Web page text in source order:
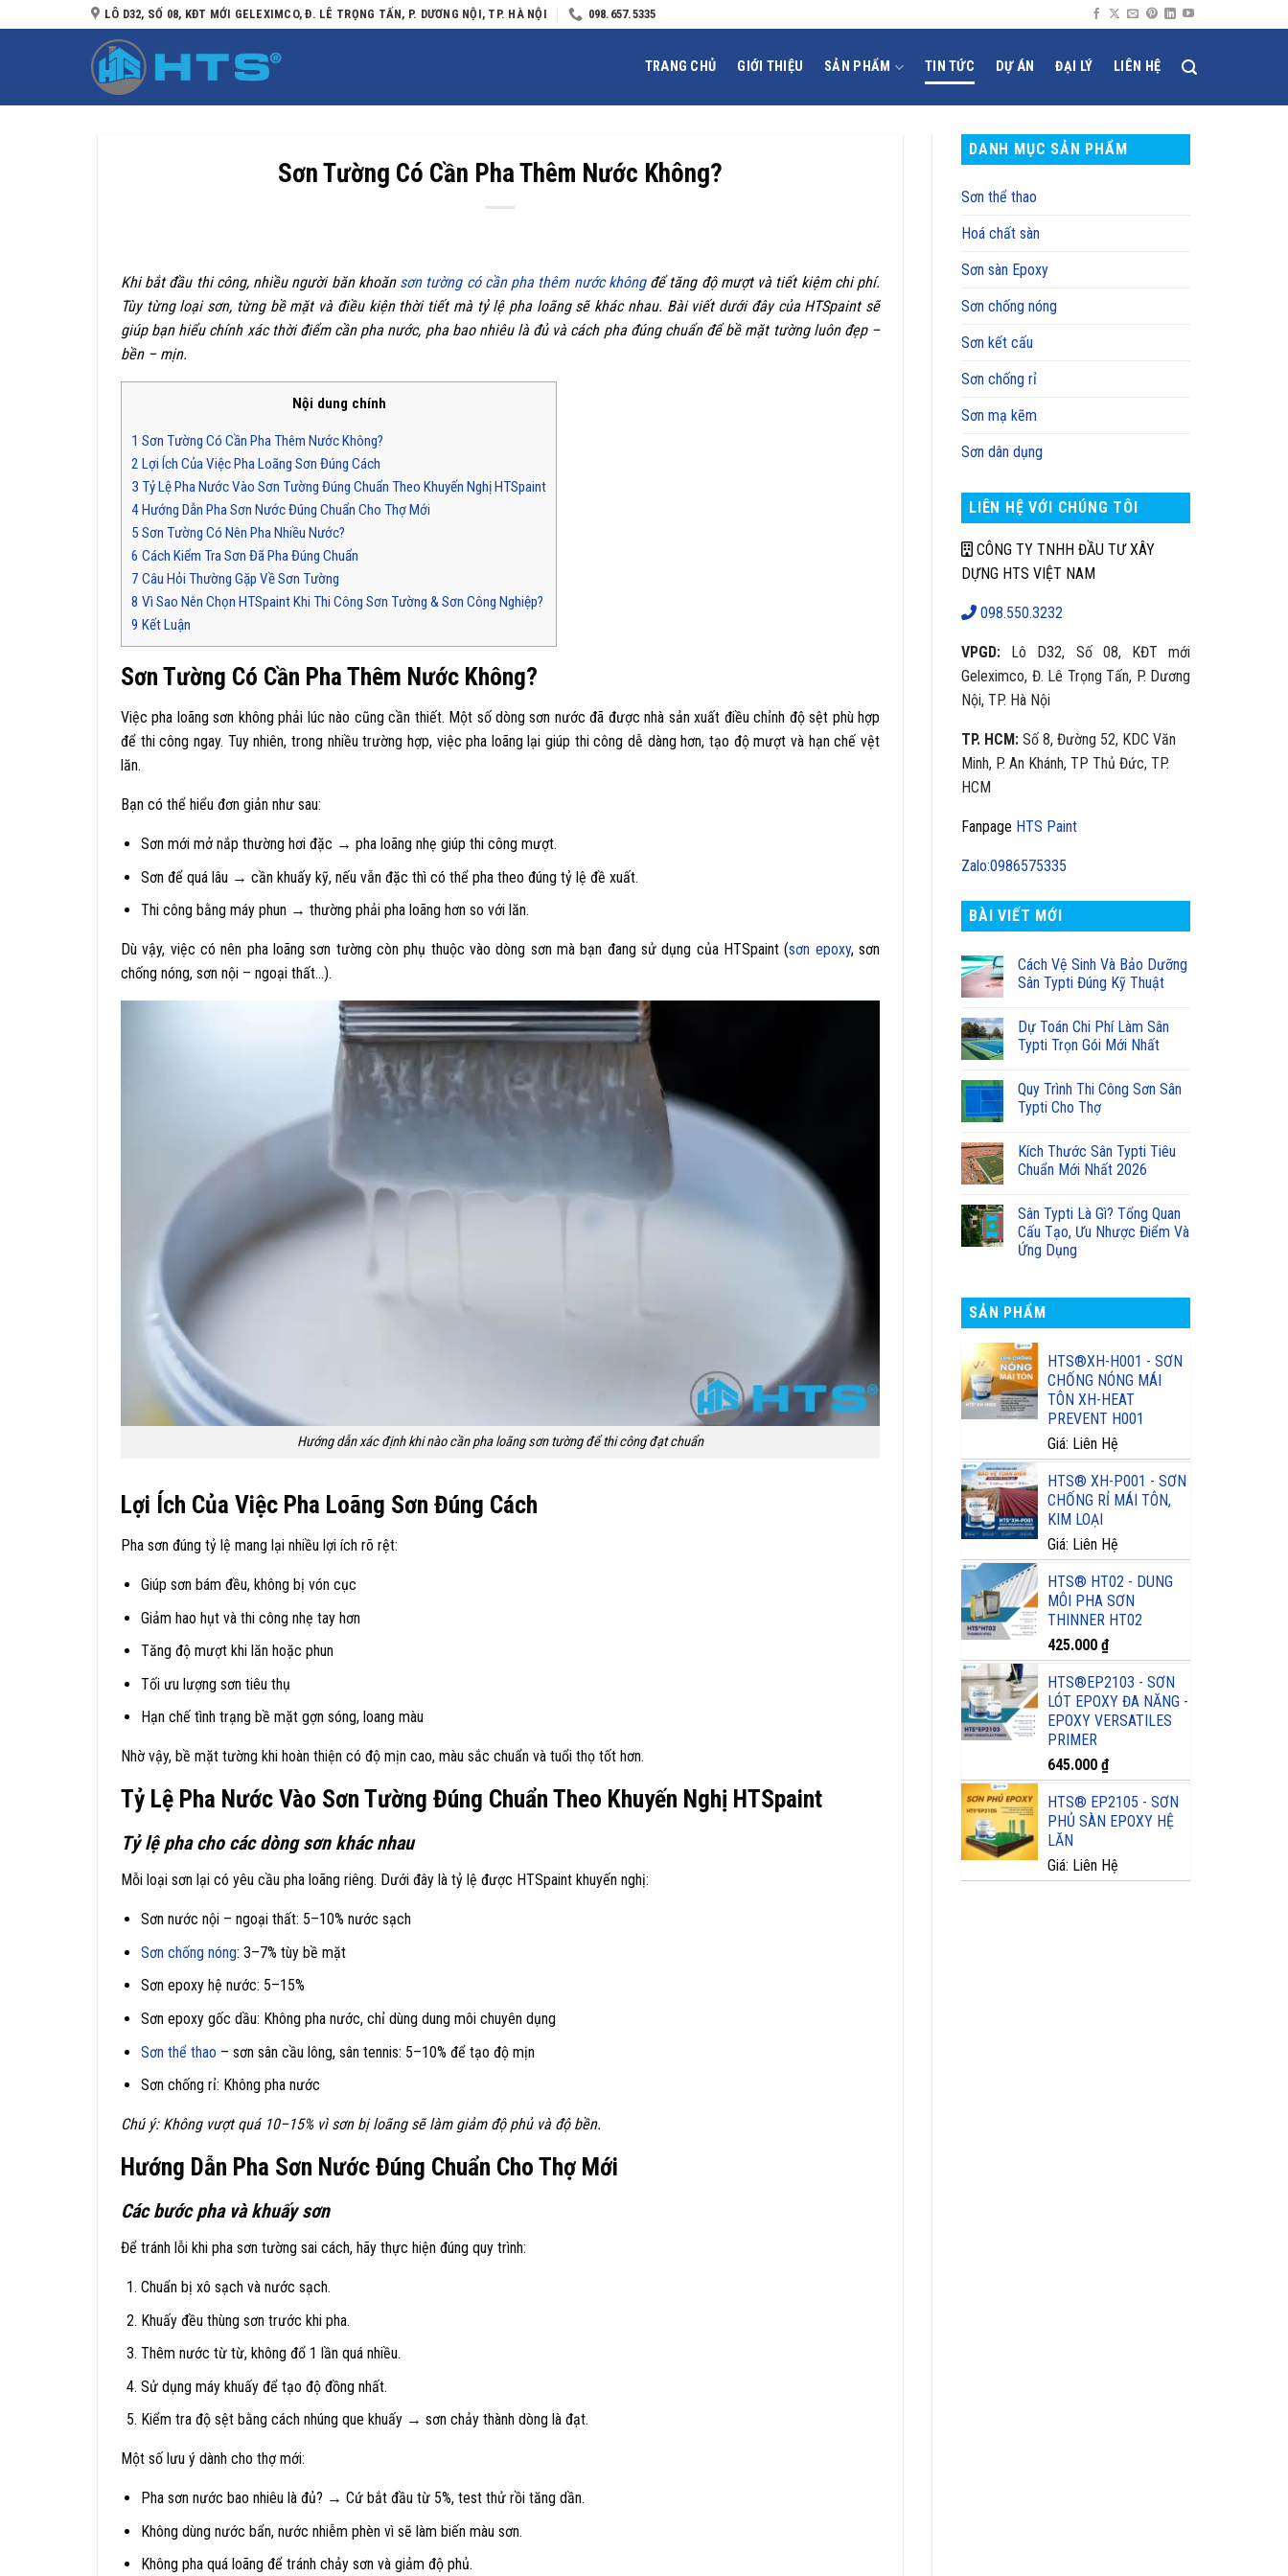
qua
LÔ D32, SỐ 08, KĐT MỚI GELEXIMCO, Đ. LÊ TRỌNG TẤN, P. DƯƠNG NỘI, TP. HÀ NỘI 098.657.5335
TRANG CHỦ GIỚI THIỆU SẢN PHẨM TIN TỨC DỰ ÁN ĐẠI LÝ LIÊN HỆ
Sơn Tường Có Cần Pha Thêm Nước Không?
Khi bắt đầu thi công, nhiều người băn khoăn sơn tường có cần pha thêm nước khôngđể tăng độ mượt và tiết kiệm chi phí.
Tùy từng loại sơn, từng bề mặt và điều kiện thời tiết mà tỷ lệ pha loãng sẽ khác nhau. Bài viết dưới đây của HTSpaint sẽ
giúp bạn hiểu chính xác thời điểm cần pha nước, pha bao nhiêu là đủ và cách pha đúng chuẩn để bề mặt tường luôn đẹp –
bền – mịn.
Nội dung chính
1 Sơn Tường Có Cần Pha Thêm Nước Không?
2 Lợi Ích Của Việc Pha Loãng Sơn Đúng Cách
3 Tỷ Lệ Pha Nước Vào Sơn Tường Đúng Chuẩn Theo Khuyến Nghị HTSpaint
4Hướng Dẫn Pha Sơn Nước Đúng Chuẩn Cho Thợ Mới
5 Sơn Tường Có Nên Pha Nhiều Nước?
6 Cách Kiểm Tra Sơn Đã Pha Đúng Chuẩn
7 Câu Hỏi Thường Gặp Về Sơn Tường
8 Vì Sao Nên Chọn HTSpaint Khi Thi Công Sơn Tường & Sơn Công Nghiệp?
9 Kết Luận
Sơn Tường Có Cần Pha Thêm Nước Không?
Việc pha loãng sơn không phải lúc nào cũng cần thiết. Một số dòng sơn nước đã được nhà sản xuất điều chỉnh độ sệt phù hợp
để thi công ngay. Tuy nhiên, trong nhiều trường hợp, việc pha loãng lại giúp thi công dễ dàng hơn, tạo độ mượt và hạn chế vệt
lăn.
Bạn có thể hiểu đơn giản như sau:
Sơn mới mở nắp thường hơi đặc → pha loãng nhẹ giúp thi công mượt.
Sơn để quá lâu → cần khuấy kỹ, nếu vẫn đặc thì có thể pha theo đúng tỷ lệ đề xuất.
Thi công bằng máy phun → thường phải pha loãng hơn so với lăn.
Dù vậy, việc có nên pha loãng sơn tường còn phụ thuộc vào dòng sơn mà bạn đang sử dụng của HTSpaint (sơn epoxy, sơn
chống nóng, sơn nội – ngoại thất…).
Hướng dẫn xác định khi nào cần pha loãng sơn tường để thi công đạt chuẩn
Lợi Ích Của Việc Pha Loãng Sơn Đúng Cách
Pha sơn đúng tỷ lệ mang lại nhiều lợi ích rõ rệt:
Giúp sơn bám đều, không bị vón cục
Giảm hao hụt và thi công nhẹ tay hơn
Tăng độ mượt khi lăn hoặc phun
Tối ưu lượng sơn tiêu thụ
Hạn chế tình trạng bề mặt gợn sóng, loang màu
Nhờ vậy, bề mặt tường khi hoàn thiện có độ mịn cao, màu sắc chuẩn và tuổi thọ tốt hơn.
Tỷ Lệ Pha Nước Vào Sơn Tường Đúng Chuẩn Theo Khuyến Nghị HTSpaint
Tỷ lệ pha cho các dòng sơn khác nhau
Mỗi loại sơn lại có yêu cầu pha loãng riêng. Dưới đây là tỷ lệ được HTSpaint khuyến nghị:
Sơn nước nội – ngoại thất: 5–10% nước sạch
Sơn chống nóng: 3–7% tùy bề mặt
Sơn epoxy hệ nước: 5–15%
Sơn epoxy gốc dầu: Không pha nước, chỉ dùng dung môi chuyên dụng
Sơn thể thao – sơn sân cầu lông, sân tennis: 5–10% để tạo độ mịn
Sơn chống rỉ: Không pha nước
Chú ý: Không vượt quá 10–15% vì sơn bị loãng sẽ làm giảm độ phủ và độ bền.
Hướng Dẫn Pha Sơn Nước Đúng Chuẩn Cho Thợ Mới
Các bước pha và khuấy sơn
Để tránh lỗi khi pha sơn tường sai cách, hãy thực hiện đúng quy trình:
Chuẩn bị xô sạch và nước sạch.
Khuấy đều thùng sơn trước khi pha.
Thêm nước từ từ, không đổ 1 lần quá nhiều.
Sử dụng máy khuấy để tạo độ đồng nhất.
Kiểm tra độ sệt bằng cách nhúng que khuấy → sơn chảy thành dòng là đạt.
Một số lưu ý dành cho thợ mới:
Pha sơn nước bao nhiêu là đủ? → Cứ bắt đầu từ 5%, test thử rồi tăng dần.
Không dùng nước bẩn, nước nhiễm phèn vì sẽ làm biến màu sơn.
Không pha quá loãng để tránh chảy sơn và giảm độ phủ.
DANH MỤC SẢN PHẨM
Sơn thể thao
Hoá chất sàn
Sơn sàn Epoxy
Sơn chống nóng
Sơn kết cấu
Sơn chống rỉ
Sơn mạ kẽm
Sơn dân dụng
LIÊN HỆ VỚI CHÚNG TÔI
CÔNG TY TNHH ĐẦU TƯ XÂY
DỰNG HTS VIỆT NAM
098.550.3232
VPGD: Lô D32, Số 08, KĐT mới
Geleximco, Đ. Lê Trọng Tấn, P. Dương
Nội, TP. Hà Nội
TP. HCM: Số 8, Đường 52, KDC Văn
Minh, P. An Khánh, TP Thủ Đức, TP.
HCM
Fanpage HTS Paint
Zalo:0986575335
BÀI VIẾT MỚI
Cách Vệ Sinh Và Bảo Dưỡng
Sân Typti Đúng Kỹ Thuật
Dự Toán Chi Phí Làm Sân
Typti Trọn Gói Mới Nhất
Quy Trình Thi Công Sơn Sân
Typti Cho Thợ
Kích Thước Sân Typti Tiêu
Chuẩn Mới Nhất 2026
Sân Typti Là Gì? Tổng Quan
Cấu Tạo, Ưu Nhược Điểm Và
Ứng Dụng
SẢN PHẨM
HTS®XH-H001 - SƠN
CHỐNG NÓNG MÁI
TÔN XH-HEAT
PREVENT H001
Giá: Liên Hệ
HTS® XH-P001 - SƠN
CHỐNG RỈ MÁI TÔN,
KIM LOẠI
Giá: Liên Hệ
HTS® HT02 - DUNG
MÔI PHA SƠN
THINNER HT02
425.000 ₫
HTS®EP2103 - SƠN
LÓT EPOXY ĐA NĂNG -
EPOXY VERSATILES
PRIMER
645.000 ₫
HTS® EP2105 - SƠN
PHỦ SÀN EPOXY HỆ
LĂN
Giá: Liên Hệ